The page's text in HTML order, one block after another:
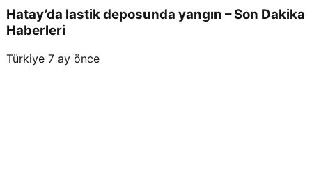
Hatay’da lastik deposunda yangın – Son Dakika
Haberleri
Türkiye 7 ay önce